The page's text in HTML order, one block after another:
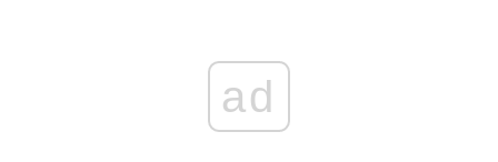
ad